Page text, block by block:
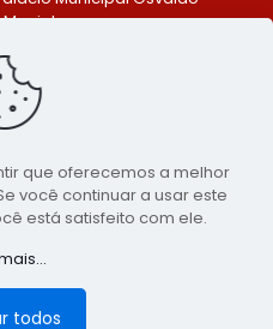
- PE. CEP: 553370-128
99548-1569
de Comunicação da
do Una - PE
pela agência de
- Agência Digital
que oferecemos a melhor
você continuar a usar este
está satisfeito com ele.
todos